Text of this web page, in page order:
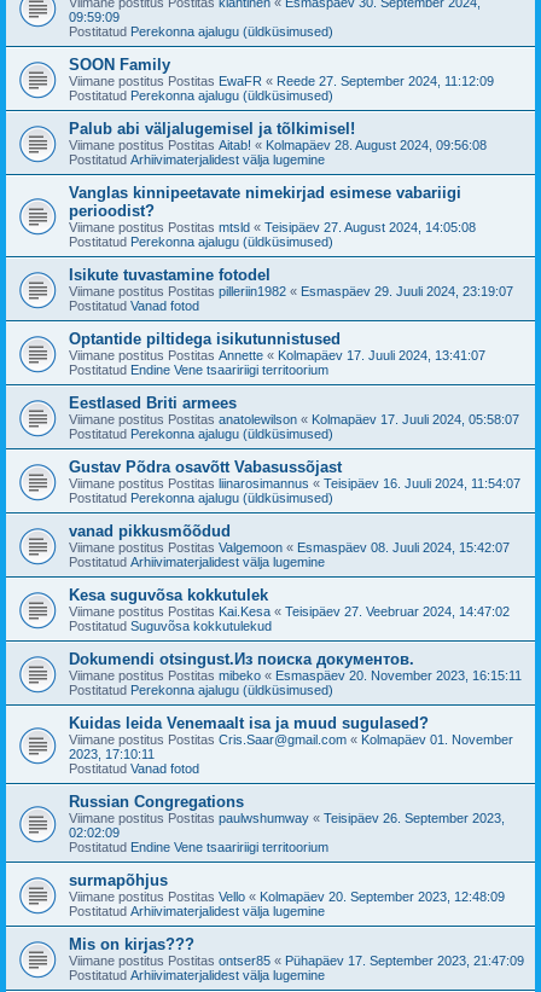
09:59:09
Postitatud Perekonna ajalugu (üldküsimused)
SOON Family
Viimane postitus Postitas EwaFR « Reede 27. September 2024, 11:12:09
Postitatud Perekonna ajalugu (üldküsimused)
Palub abi väljalugemisel ja tõlkimisel!
Viimane postitus Postitas Aitab! « Kolmapäev 28. August 2024, 09:56:08
Postitatud Arhiivimaterjalidest välja lugemine
Vanglas kinnipeetavate nimekirjad esimese vabariigi
perioodist?
Viimane postitus Postitas mtsld « Teisipäev 27. August 2024, 14:05:08
Postitatud Perekonna ajalugu (üldküsimused)
Isikute tuvastamine fotodel
Viimane postitus Postitas pilleriin1982 « Esmaspäev 29. Juuli 2024, 23:19:07
Postitatud Vanad fotod
Optantide piltidega isikutunnistused
Viimane postitus Postitas Annette « Kolmapäev 17. Juuli 2024, 13:41:07
Postitatud Endine Vene tsaaririigi territoorium
Eestlased Briti armees
Viimane postitus Postitas anatolewilson « Kolmapäev 17. Juuli 2024, 05:58:07
Postitatud Perekonna ajalugu (üldküsimused)
Gustav Põdra osavõtt Vabasussõjast
Viimane postitus Postitas liinarosimannus « Teisipäev 16. Juuli 2024, 11:54:07
Postitatud Perekonna ajalugu (üldküsimused)
vanad pikkusmõõdud
Viimane postitus Postitas Valgemoon « Esmaspäev 08. Juuli 2024, 15:42:07
Postitatud Arhiivimaterjalidest välja lugemine
Kesa suguvõsa kokkutulek
Viimane postitus Postitas Kai.Kesa « Teisipäev 27. Veebruar 2024, 14:47:02
Postitatud Suguvõsa kokkutulekud
Dokumendi otsingust.Из поиска документов.
Viimane postitus Postitas mibeko « Esmaspäev 20. November 2023, 16:15:11
Postitatud Perekonna ajalugu (üldküsimused)
Kuidas leida Venemaalt isa ja muud sugulased?
Viimane postitus Postitas Cris.Saar@gmail.com « Kolmapäev 01. November
2023, 17:10:11
Postitatud Vanad fotod
Russian Congregations
Viimane postitus Postitas paulwshumway « Teisipäev 26. September 2023,
02:02:09
Postitatud Endine Vene tsaaririigi territoorium
surmapõhjus
Viimane postitus Postitas Vello « Kolmapäev 20. September 2023, 12:48:09
Postitatud Arhiivimaterjalidest välja lugemine
Mis on kirjas???
Viimane postitus Postitas ontser85 « Pühapäev 17. September 2023, 21:47:09
Postitatud Arhiivimaterjalidest välja lugemine